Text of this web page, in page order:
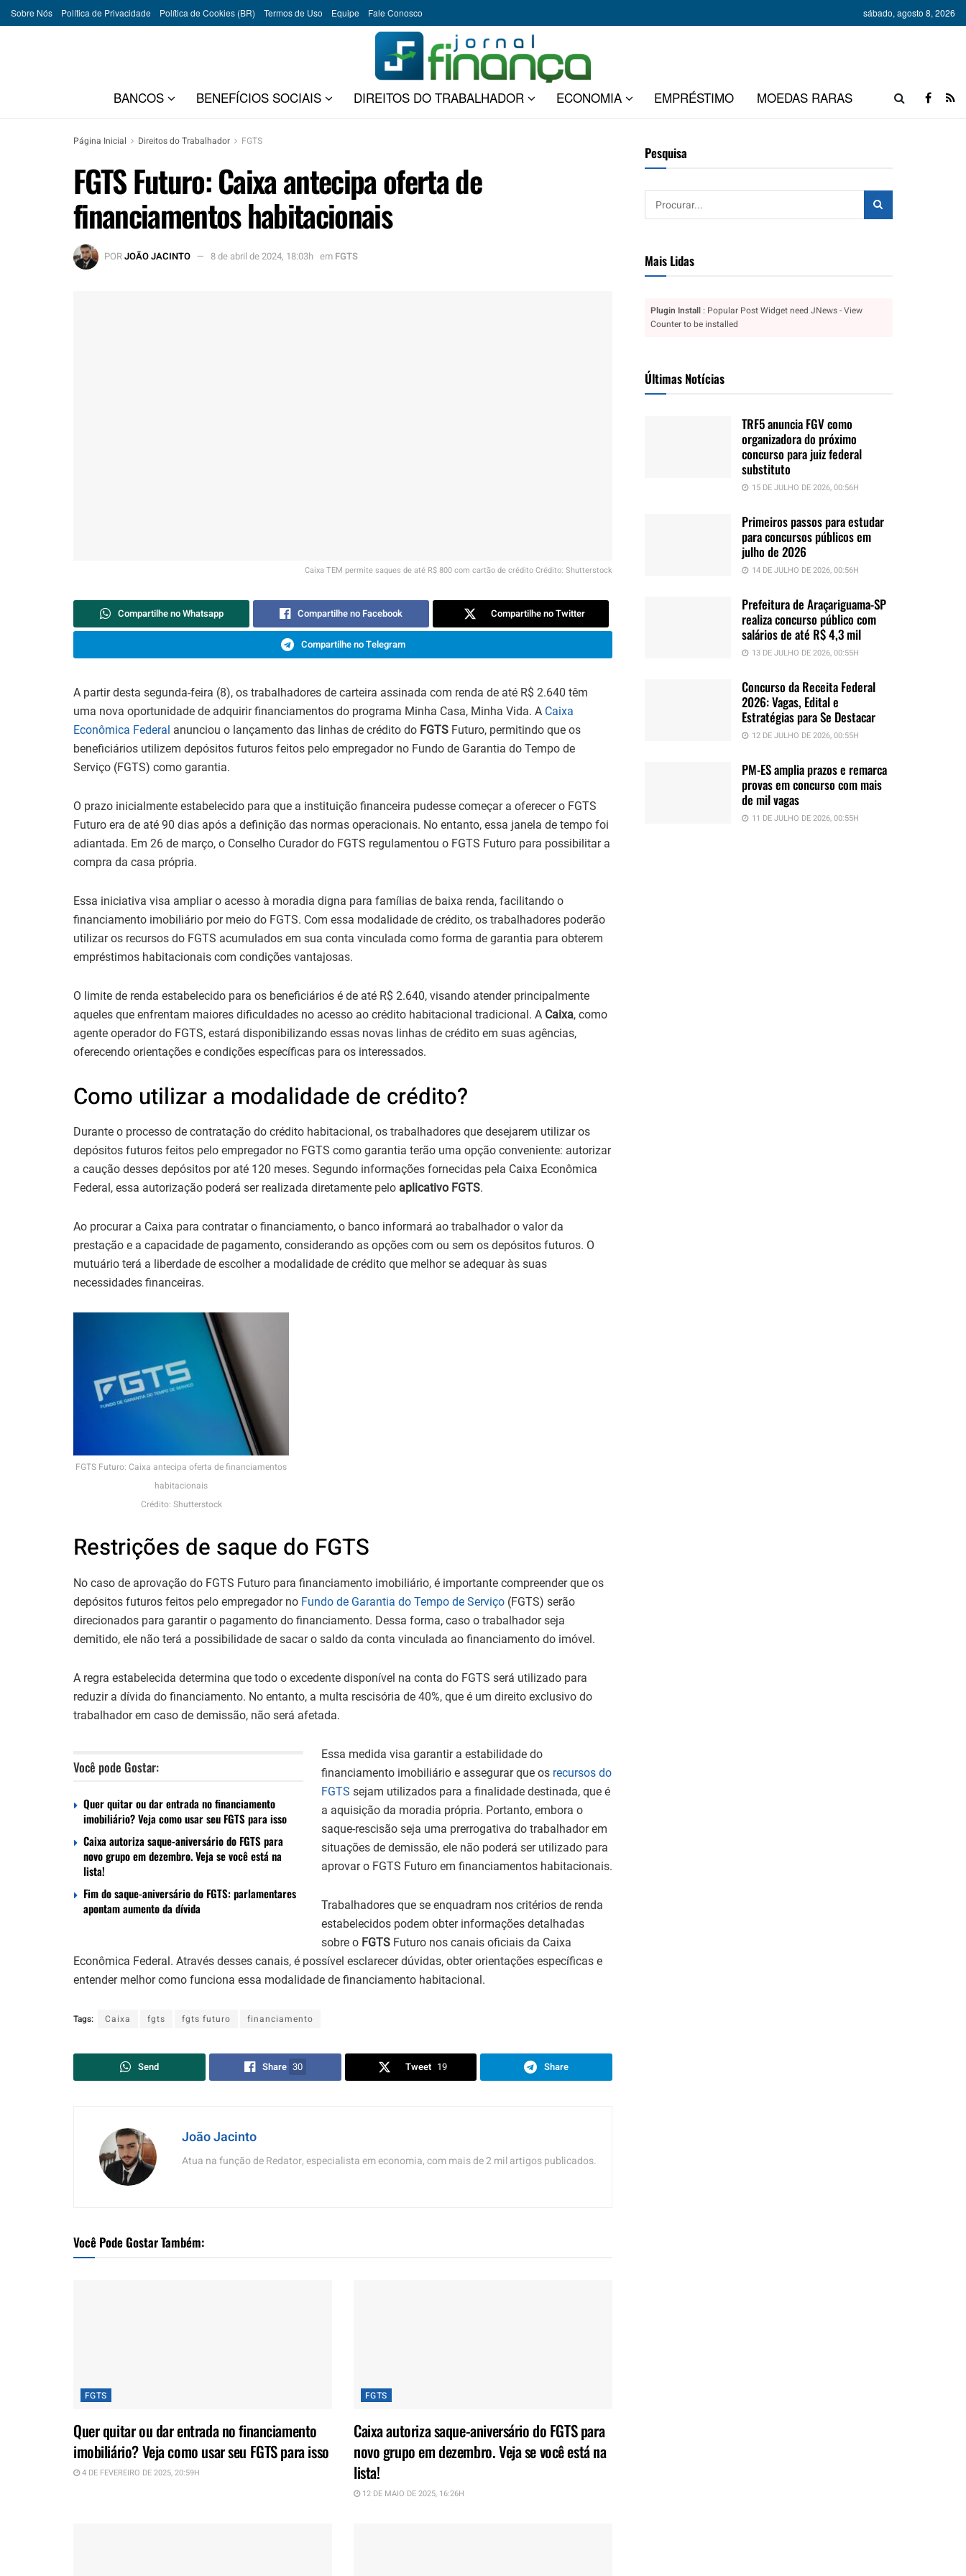
Sobre Nós Política de Privacidade Política de Cookies (BR) Termos de Uso Equipe Fale Conosco sábado, agosto 8, 2026
BANCOS BENEFÍCIOS SOCIAIS DIREITOS DO TRABALHADOR ECONOMIA EMPRÉSTIMO MOEDAS RARAS
Página Inicial Direitos do Trabalhador FGTS
FGTS Futuro: Caixa antecipa oferta de
financiamentos habitacionais
PORJOÃO JACINTO 8 de abril de 2024, 18:03h em FGTS
Caixa TEM permite saques de até R$ 800 com cartão de crédito Crédito: Shutterstock
Compartilhe no Whatsapp Compartilhe no Facebook Compartilhe no Twitter
Compartilhe no Telegram
A partir desta segunda-feira (8), os trabalhadores de carteira assinada com renda de até R$ 2.640 têm
uma nova oportunidade de adquirir financiamentos do programa Minha Casa, Minha Vida. A Caixa
Econômica Federal anunciou o lançamento das linhas de crédito do FGTS Futuro, permitindo que os
beneficiários utilizem depósitos futuros feitos pelo empregador no Fundo de Garantia do Tempo de
Serviço (FGTS) como garantia.
O prazo inicialmente estabelecido para que a instituição financeira pudesse começar a oferecer o FGTS
Futuro era de até 90 dias após a definição das normas operacionais. No entanto, essa janela de tempo foi
adiantada. Em 26 de março, o Conselho Curador do FGTS regulamentou o FGTS Futuro para possibilitar a
compra da casa própria.
Essa iniciativa visa ampliar o acesso à moradia digna para famílias de baixa renda, facilitando o
financiamento imobiliário por meio do FGTS. Com essa modalidade de crédito, os trabalhadores poderão
utilizar os recursos do FGTS acumulados em sua conta vinculada como forma de garantia para obterem
empréstimos habitacionais com condições vantajosas.
O limite de renda estabelecido para os beneficiários é de até R$ 2.640, visando atender principalmente
aqueles que enfrentam maiores dificuldades no acesso ao crédito habitacional tradicional. A Caixa, como
agente operador do FGTS, estará disponibilizando essas novas linhas de crédito em suas agências,
oferecendo orientações e condições específicas para os interessados.
Como utilizar a modalidade de crédito?
Durante o processo de contratação do crédito habitacional, os trabalhadores que desejarem utilizar os
depósitos futuros feitos pelo empregador no FGTS como garantia terão uma opção conveniente: autorizar
a caução desses depósitos por até 120 meses. Segundo informações fornecidas pela Caixa Econômica
Federal, essa autorização poderá ser realizada diretamente pelo aplicativo FGTS.
Ao procurar a Caixa para contratar o financiamento, o banco informará ao trabalhador o valor da
prestação e a capacidade de pagamento, considerando as opções com ou sem os depósitos futuros. O
mutuário terá a liberdade de escolher a modalidade de crédito que melhor se adequar às suas
necessidades financeiras.
FGTS Futuro: Caixa antecipa oferta de financiamentos
habitacionais
Crédito: Shutterstock
Restrições de saque do FGTS
No caso de aprovação do FGTS Futuro para financiamento imobiliário, é importante compreender que os
depósitos futuros feitos pelo empregador no Fundo de Garantia do Tempo de Serviço (FGTS) serão
direcionados para garantir o pagamento do financiamento. Dessa forma, caso o trabalhador seja
demitido, ele não terá a possibilidade de sacar o saldo da conta vinculada ao financiamento do imóvel.
A regra estabelecida determina que todo o excedente disponível na conta do FGTS será utilizado para
reduzir a dívida do financiamento. No entanto, a multa rescisória de 40%, que é um direito exclusivo do
trabalhador em caso de demissão, não será afetada.
Você pode Gostar:
Quer quitar ou dar entrada no financiamento
imobiliário? Veja como usar seu FGTS para isso
Caixa autoriza saque-aniversário do FGTS para
novo grupo em dezembro. Veja se você está na
lista!
Fim do saque-aniversário do FGTS: parlamentares
apontam aumento da dívida
Essa medida visa garantir a estabilidade do
financiamento imobiliário e assegurar que os recursos do
FGTS sejam utilizados para a finalidade destinada, que é
a aquisição da moradia própria. Portanto, embora o
saque-rescisão seja uma prerrogativa do trabalhador em
situações de demissão, ele não poderá ser utilizado para
aprovar o FGTS Futuro em financiamentos habitacionais.
Trabalhadores que se enquadram nos critérios de renda
estabelecidos podem obter informações detalhadas
sobre o FGTS Futuro nos canais oficiais da Caixa
Econômica Federal. Através desses canais, é possível esclarecer dúvidas, obter orientações específicas e
entender melhor como funciona essa modalidade de financiamento habitacional.
Tags: Caixa fgts fgts futuro financiamento
Send Share 30 Tweet 19 Share
João Jacinto
Atua na função de Redator, especialista em economia, com mais de 2 mil artigos publicados.
Você Pode Gostar Também:
FGTS
Quer quitar ou dar entrada no financiamento
imobiliário? Veja como usar seu FGTS para isso
4 DE FEVEREIRO DE 2025, 20:59H
FGTS
Caixa autoriza saque-aniversário do FGTS para
novo grupo em dezembro. Veja se você está na
lista!
12 DE MAIO DE 2025, 16:26H
Pesquisa
Mais Lidas
Plugin Install : Popular Post Widget need JNews - View
Counter to be installed
Últimas Notícias
TRF5 anuncia FGV como
organizadora do próximo
concurso para juiz federal
substituto
15 DE JULHO DE 2026, 00:56H
Primeiros passos para estudar
para concursos públicos em
julho de 2026
14 DE JULHO DE 2026, 00:56H
Prefeitura de Araçariguama-SP
realiza concurso público com
salários de até R$ 4,3 mil
13 DE JULHO DE 2026, 00:55H
Concurso da Receita Federal
2026: Vagas, Edital e
Estratégias para Se Destacar
12 DE JULHO DE 2026, 00:55H
PM-ES amplia prazos e remarca
provas em concurso com mais
de mil vagas
11 DE JULHO DE 2026, 00:55H